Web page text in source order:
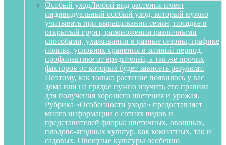
Особый уходЛюбой вид растения имеет
индивидуальный особый уход, который нужно
учитывать при выращивании семян, посадке в
открытый грунт, размножении различными
способами, ухаживании в разные сезоны, графике
полива, условиях хранения в зимний период,
профилактике от вредителей, а так же прочих
факторов от которых будет зависеть результат.
Поэтому, как только растение появилось у вас
дома или на грядке нужно изучить его правила
для получения хорошего цветения и урожая.
Рубрика «Особенности ухода» предоставляет
много информации о сотнях видов и
представителей флоры: цветочных, овощных,
плодово-ягодных культур, как комнатных, так и
садовых. Овощные культуры особенно